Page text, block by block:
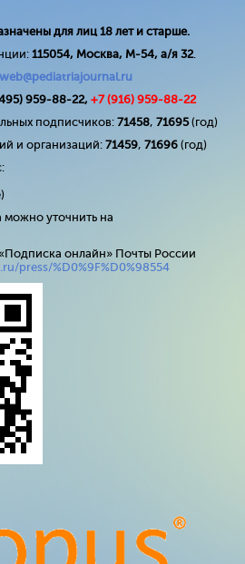
для лиц 18 лет и старше.
115054, Москва, М-54, а/я 32.
web@pediatriajournal.ru
959-88-22, +7 (916) 959-88-22
подписчиков: 71458, 71695(год)
и организаций: 71459, 71696 (год)
уточнить на
онлайн» Почты России
press/%D0%9F%D0%98554